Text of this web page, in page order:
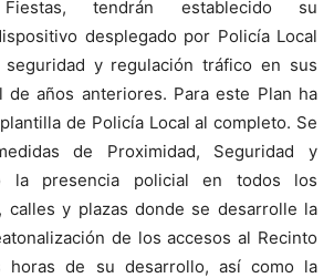
tendrán establecido su
desplegado por Policía Local
seguridad y regulación tráfico en sus
de años anteriores. Para este Plan ha
de Policía Local al completo. Se
de Proximidad, Seguridad y
la presencia policial en todos los
calles y plazas donde se desarrolle la
de los accesos al Recinto
horas de su desarrollo, así como la